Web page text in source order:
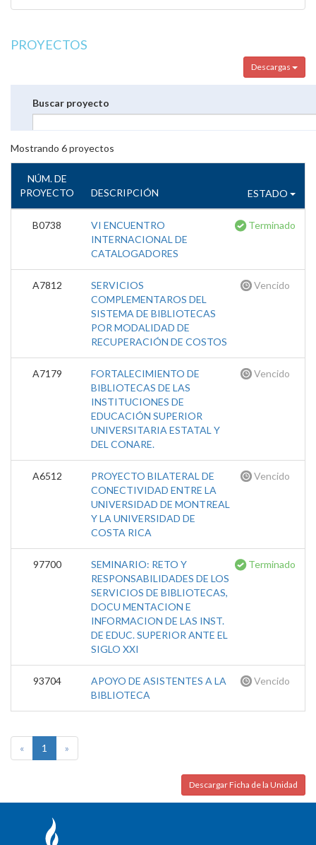
PROYECTOS
Descargas
Buscar proyecto
Mostrando 6proyectos
NÚM. DE
PROYECTO
DESCRIPCIÓN ESTADO
B0738
VI ENCUENTRO
INTERNACIONAL DE
CATALOGADORES
Terminado
A7812
SERVICIOS
COMPLEMENTAROS DEL
SISTEMA DE BIBLIOTECAS
POR MODALIDAD DE
RECUPERACIÓN DE COSTOS
Vencido
A7179
FORTALECIMIENTO DE
BIBLIOTECAS DE LAS
INSTITUCIONES DE
EDUCACIÓN SUPERIOR
UNIVERSITARIA ESTATAL Y
DEL CONARE.
Vencido
A6512
PROYECTO BILATERAL DE
CONECTIVIDAD ENTRE LA
UNIVERSIDAD DE MONTREAL
Y LA UNIVERSIDAD DE
COSTA RICA
Vencido
97700
SEMINARIO: RETO Y
RESPONSABILIDADES DE LOS
SERVICIOS DE BIBLIOTECAS,
DOCU MENTACION E
INFORMACION DE LAS INST.
DE EDUC. SUPERIOR ANTE EL
SIGLO XXI
Terminado
93704
APOYO DE ASISTENTES A LA
BIBLIOTECA
Vencido
« 1 »
Descargar Ficha de la Unidad